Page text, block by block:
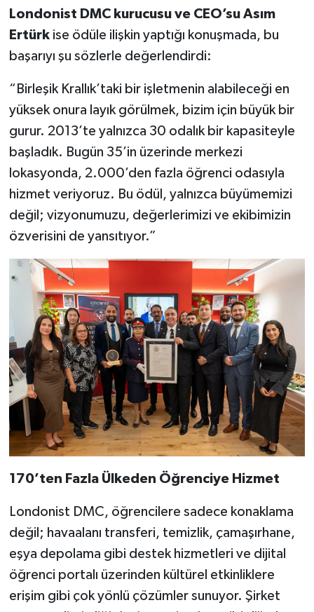
Londonist DMC kurucusu ve CEO’su Asım
Ertürkise ödüle ilişkin yaptığı konuşmada, bu
başarıyı şu sözlerle değerlendirdi:
“Birleşik Krallık’taki bir işletmenin alabileceği en
yüksek onura layık görülmek, bizim için büyük bir
gurur. 2013’te yalnızca 30 odalık bir kapasiteyle
başladık. Bugün 35’in üzerinde merkezi
lokasyonda, 2.000’den fazla öğrenci odasıyla
hizmet veriyoruz. Bu ödül, yalnızca büyümemizi
değil; vizyonumuzu, değerlerimizi ve ekibimizin
özverisini de yansıtıyor.”
170’ten Fazla Ülkeden Öğrenciye Hizmet
Londonist DMC, öğrencilere sadece konaklama
değil; havaalanı transferi, temizlik, çamaşırhane,
eşya depolama gibi destek hizmetleri ve dijital
öğrenci portalı üzerinden kültürel etkinliklere
erişim gibi çok yönlü çözümler sunuyor. Şirket